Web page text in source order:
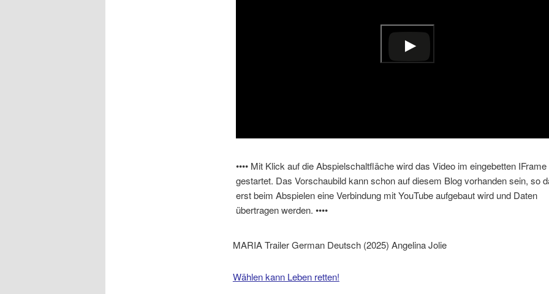
•••• Mit Klick auf die Abspielschaltfläche wird das Video im eingebetten IFrame
gestartet. Das Vorschaubild kann schon auf diesem Blog vorhanden sein, so
erst beim Abspielen eine Verbindung mit YouTube aufgebaut wird und Daten
übertragen werden. ••••
MARIA Trailer German Deutsch (2025) Angelina Jolie
Wählen kann Leben retten!